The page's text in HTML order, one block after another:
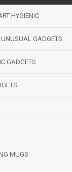
HYGIENIC
UNUSUAL GADGETS
GADGETS
MUGS